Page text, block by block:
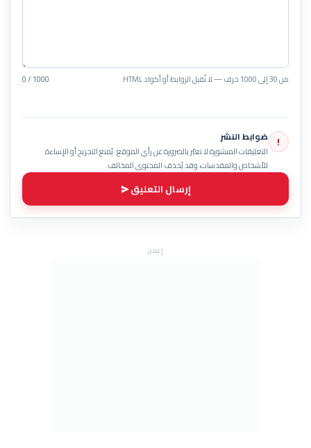
من 30 إلى 1000 حرف — لا تُقبل الروابط أو أكواد HTML. 0 / 1000
! ضوابط النشر
التعليقات المنشورة لا تعبّر بالضرورة عن رأي الموقع. يُمنع التجريح أو الإساءة
للأشخاص والمقدسات، وقد يُحذف المحتوى المخالف.
إرسال التعليق
إعلان